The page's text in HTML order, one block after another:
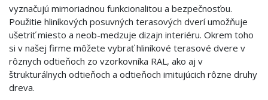
vyznačujú mimoriadnou funkcionalitou a bezpečnosťou.
Použitie hliníkových posuvných terasových dverí umožňuje
ušetriť miesto a neob-medzuje dizajn interiéru. Okrem toho
si v našej firme môžete vybrať hliníkové terasové dvere v
rôznych odtieňoch zo vzorkovníka RAL, ako aj v
štrukturálnych odtieňoch a odtieňoch imitujúcich rôzne druhy
dreva.